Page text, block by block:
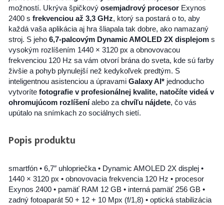
172 na sklade
FRAME puzdro pre SAMSUNG S24 Plus ružová 14,90 €
217 na sklade
FRAME puzdro pre SAMSUNG S24 Plus purpurová 14,90 €
možností. Ukrýva špičkový osemjadrový procesorExynos
2400 s frekvenciou až 3,3 GHz, ktorý sa postará o to, aby
každá vaša aplikácia aj hra šliapala tak dobre, ako namazaný
stroj. S jeho 6,7-palcovým Dynamic AMOLED 2X displejoms
vysokým rozlíšením 1440 × 3120 px a obnovovacou
frekvenciou 120 Hz sa vám otvorí brána do sveta, kde sú farby
živšie a pohyb plynulejší než kedykoľvek predtým. S
inteligentnou asistenciou a úpravami Galaxy AI*jednoducho
vytvoríte fotografie v profesionálnej kvalite, natočíte videá v
ohromujúcom rozlíšeníalebo za chvíľu nájdete, čo vás
upútalo na snímkach zo sociálnych sietí.
Popis produktu
smartfón • 6,7″ uhlopriečka • Dynamic AMOLED 2X displej •
1440 × 3120 px • obnovovacia frekvencia 120 Hz • procesor
Exynos 2400 • pamäť RAM 12 GB • interná pamäť 256 GB •
zadný fotoaparát 50 + 12 + 10 Mpx (f/1,8) • optická stabilizácia